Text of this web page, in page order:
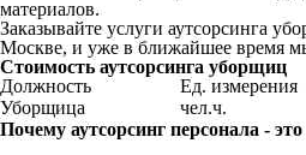
материалов.
Заказывайте услуги аутсорсинга
Москве, и уже в ближайшее время
Стоимость аутсорсинга уборщиц
Должность
Ед. измерения
Уборщица
чел.ч.
Почему аутсорсинг персонала -